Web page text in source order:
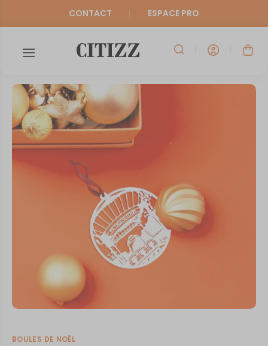
CONTACT ESPACE PRO
BOULES DE NOËL